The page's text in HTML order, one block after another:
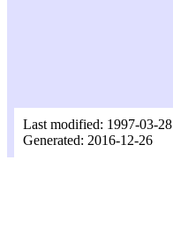
Last modified: 1997-03-28
Generated: 2016-12-26